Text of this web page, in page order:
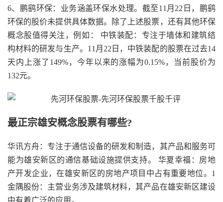
6、鹏鹞环保：业务涵盖环保水处理。截至11月22日，鹏鹞
环保的股价未提供具体数据。除了上述股票，还有其他环保
概念股值得关注，例如： 中铁装配：专注于墙体和建筑结
构材料的研发与生产。11月22日，中铁装配的股票在过去14
天内上涨了149%，今年以来的涨幅为0.15%，当前股价为
132元。
最正宗雄安概念股票有哪些?
华讯方舟：专注于通信设备的研发和制造，其产品和服务可
能为雄安新区的通信基础设施提供支持。 华夏幸福：房地
产开发企业，在雄安新区的房地产项目中占有重要地位。1
金隅股份：主营业务涉及建筑材料，其产品在雄安新区建设
中有着广泛的应用。